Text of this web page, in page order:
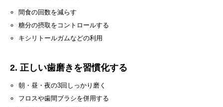
間食の回数を減らす
糖分の摂取をコントロールする
キシリトールガムなどの利用
2. 正しい歯磨きを習慣化する
朝・昼・夜の3回しっかり磨く
フロスや歯間ブラシを併用する